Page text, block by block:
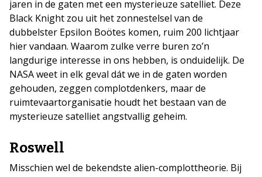
jaren in de gaten met een mysterieuze satelliet. Deze
Black Knight zou uit het zonnestelsel van de
dubbelster Epsilon Boötes komen, ruim 200 lichtjaar
hier vandaan. Waarom zulke verre buren zo’n
langdurige interesse in ons hebben, is onduidelijk. De
NASA weet in elk geval dát we in de gaten worden
gehouden, zeggen complotdenkers, maar de
ruimtevaartorganisatie houdt het bestaan van de
mysterieuze satelliet angstvallig geheim.
Roswell
Misschien wel de bekendste alien-complottheorie. Bij